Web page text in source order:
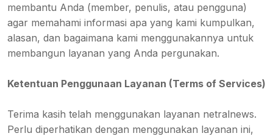
membantu Anda (member, penulis, atau pengguna)
agar memahami informasi apa yang kami kumpulkan,
alasan, dan bagaimana kami menggunakannya untuk
membangun layanan yang Anda pergunakan.
Ketentuan Penggunaan Layanan (Terms of Services)
Terima kasih telah menggunakan layanan netralnews.
Perlu diperhatikan dengan menggunakan layanan ini,